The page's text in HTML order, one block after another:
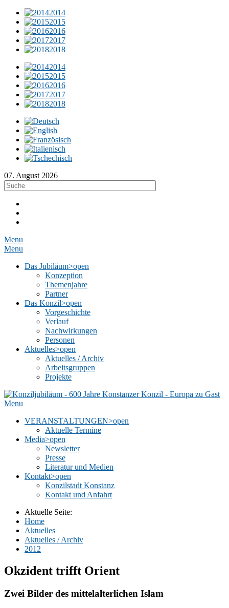
2014
2015
2016
2017
2018
2014
2015
2016
2017
2018
07. August 2026
Menu
Menu
Das Jubiläum>open
Konzeption
Themenjahre
Partner
Das Konzil>open
Vorgeschichte
Verlauf
Nachwirkungen
Personen
Aktuelles>open
Aktuelles / Archiv
Arbeitsgruppen
Projekte
Menu
VERANSTALTUNGEN>open
Aktuelle Termine
Media>open
Newsletter
Presse
Literatur und Medien
Kontakt>open
Konzilstadt Konstanz
Kontakt und Anfahrt
Aktuelle Seite:
Home
Aktuelles
Aktuelles / Archiv
2012
Okzident trifft Orient
Zwei Bilder des mittelalterlichen Islam